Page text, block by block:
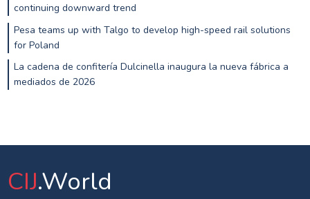
continuing downward trend
Pesa teams up with Talgo to develop high-speed rail solutions
for Poland
La cadena de confitería Dulcinella inaugura la nueva fábrica a
mediados de 2026
CIJ.World